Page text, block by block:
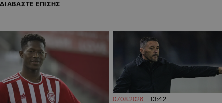
ΔΙΑΒΑΣΤΕ ΕΠΙΣΗΣ
07.08.2026 13:42